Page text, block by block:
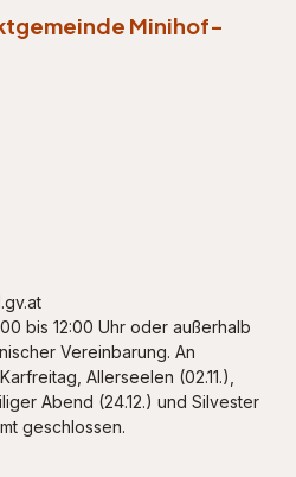
Minihof-
bis 12:00 Uhr oder außerhalb
Vereinbarung. An
Allerseelen (02.11.),
Abend (24.12.) und Silvester
geschlossen.